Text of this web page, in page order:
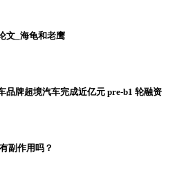
文_海龟和老鹰
品牌超境汽车完成近亿元 pre-b1 轮融资
副作用吗？